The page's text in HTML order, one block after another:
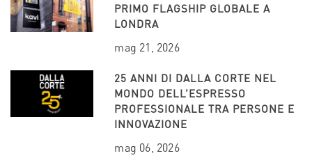
PRIMO FLAGSHIP GLOBALE A
LONDRA
mag 21, 2026
25 ANNI DI DALLA CORTE NEL
MONDO DELL’ESPRESSO
PROFESSIONALE TRA PERSONE E
INNOVAZIONE
mag 06, 2026